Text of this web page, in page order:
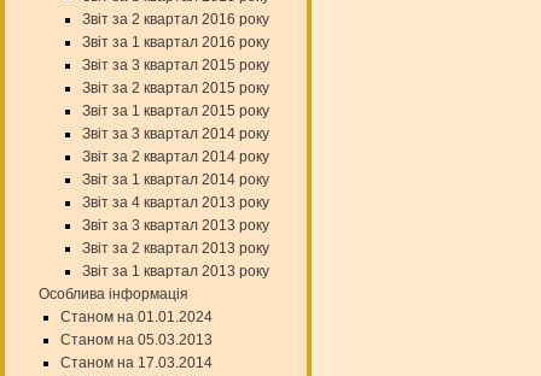
Звіт за 2 квартал 2016 року
Звіт за 1 квартал 2016 року
Звіт за 3 квартал 2015 року
Звіт за 2 квартал 2015 року
Звіт за 1 квартал 2015 року
Звіт за 3 квартал 2014 року
Звіт за 2 квартал 2014 року
Звіт за 1 квартал 2014 року
Звіт за 4 квартал 2013 року
Звіт за 3 квартал 2013 року
Звіт за 2 квартал 2013 року
Звіт за 1 квартал 2013 року
Особлива інформація
Станом на 01.01.2024
Станом на 05.03.2013
Станом на 17.03.2014